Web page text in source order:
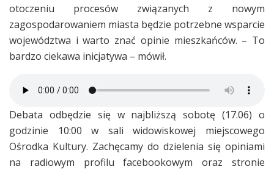
otoczeniu procesów związanych z nowym
zagospodarowaniem miasta będzie potrzebne wsparcie
województwa i warto znać opinie mieszkańców. – To
bardzo ciekawa inicjatywa – mówił.
Debata odbędzie się w najbliższą sobotę (17.06) o
godzinie 10:00 w sali widowiskowej miejscowego
Ośrodka Kultury. Zachęcamy do dzielenia się opiniami
na radiowym profilu facebookowym oraz stronie